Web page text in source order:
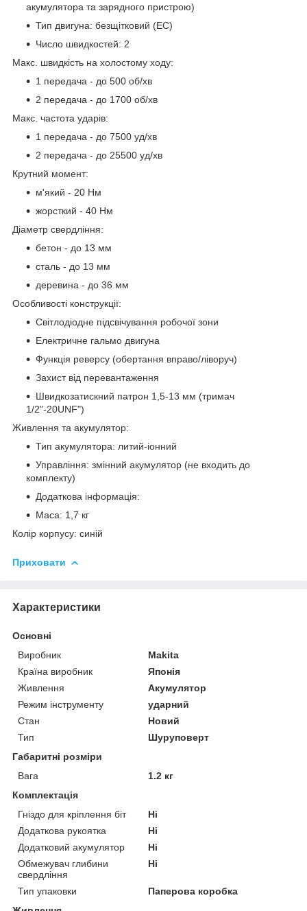
акумулятора та зарядного пристрою)
Тип двигуна: безщітковий (EC)
Число швидкостей: 2
Макс. швидкість на холостому ходу:
1 передача - до 500 об/хв
2 передача - до 1700 об/хв
Макс. частота ударів:
1 передача - до 7500 уд/хв
2 передача - до 25500 уд/хв
Крутний момент:
м'який - 20 Нм
жорсткий - 40 Нм
Діаметр свердління:
бетон - до 13 мм
сталь - до 13 мм
деревина - до 36 мм
Особливості конструкції:
Світлодіодне підсвічування робочої зони
Електричне гальмо двигуна
Функція реверсу (обертання вправо/ліворуч)
Захист від перевантаження
Швидкозатискний патрон 1,5-13 мм (тримач
1/2"-20UNF")
Живлення та акумулятор:
Тип акумулятора: литий-іонний
Управління: змінний акумулятор (не входить до
комплекту)
Додаткова інформація:
Маса: 1,7 кг
Колір корпусу: синій
Приховати
Характеристики
Основні
Виробник
Makita
Країна виробник
Японія
Живлення
Акумулятор
Режим інструменту
ударний
Стан
Новий
Тип
Шуруповерт
Габаритні розміри
Вага
1.2 кг
Комплектація
Гніздо для кріплення біт
Ні
Додаткова рукоятка
Ні
Додатковий акумулятор
Ні
Обмежувач глибини
свердління
Ні
Тип упаковки
Паперова коробка